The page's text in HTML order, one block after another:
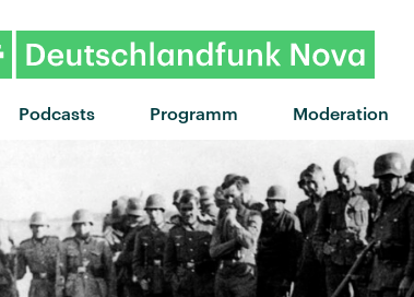
Podcasts Programm Moderation